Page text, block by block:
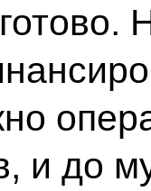
и до